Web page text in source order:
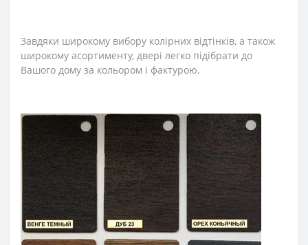
Завдяки широкому вибору колірних відтінків, а також
широкому асортименту, двері легко підібрати до
Вашого дому за кольором і фактурою.